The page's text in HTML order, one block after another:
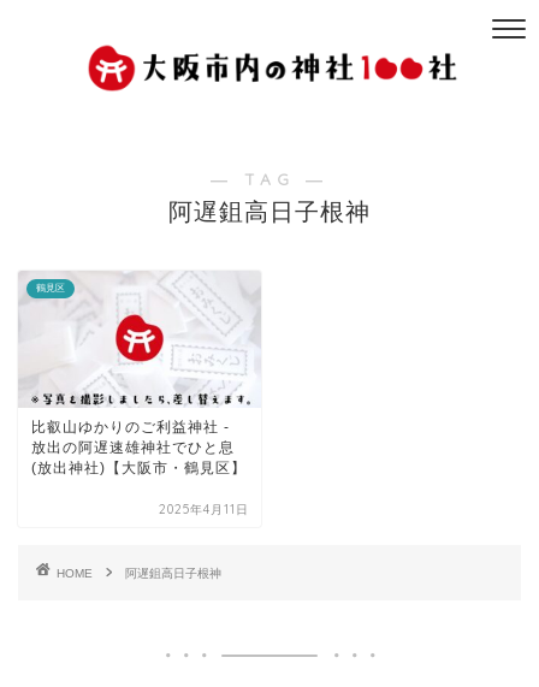
― TAG ―
阿遅鉏高日子根神
鶴見区
比叡山ゆかりのご利益神社 -
放出の阿遅速雄神社でひと息
(放出神社)【大阪市・鶴見区】
2025年4月11日
HOME 阿遅鉏高日子根神